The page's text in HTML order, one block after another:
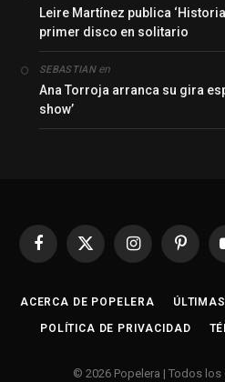
Leire Martínez publica
primer disco en solitario
SEBASTIANen
Ana Torroja arranca su gira
show’
Facebook
X
InstagramPinterest
ACERCA DE POPELERA
POLÍTICA DE PRIVACIDAD
© 2026 Popelera | Todos